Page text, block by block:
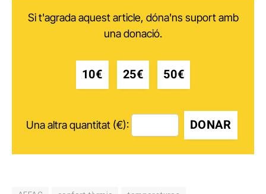
Si t'agrada aquest article, dóna'ns suport amb
una donació.
10€ 25€ 50€
Una altra quantitat (€): DONAR